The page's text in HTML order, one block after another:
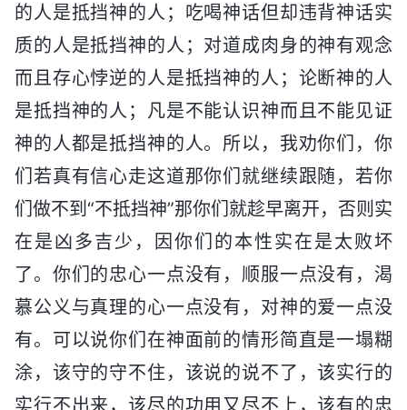
的人是抵挡神的人；吃喝神话但却违背神话实
质的人是抵挡神的人；对道成肉身的神有观念
而且存心悖逆的人是抵挡神的人；论断神的人
是抵挡神的人；凡是不能认识神而且不能见证
神的人都是抵挡神的人。所以，我劝你们，你
们若真有信心走这道那你们就继续跟随，若你
们做不到“不抵挡神”那你们就趁早离开，否则实
在是凶多吉少，因你们的本性实在是太败坏
了。你们的忠心一点没有，顺服一点没有，渴
慕公义与真理的心一点没有，对神的爱一点没
有。可以说你们在神面前的情形简直是一塌糊
涂，该守的守不住，该说的说不了，该实行的
实行不出来，该尽的功用又尽不上，该有的忠